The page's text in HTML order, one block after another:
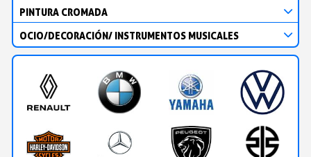
PINTURA CROMADA
OCIO/DECORACIÓN/ INSTRUMENTOS MUSICALES